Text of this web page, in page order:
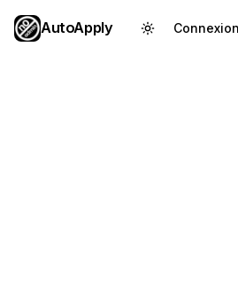
AutoApply Connexion